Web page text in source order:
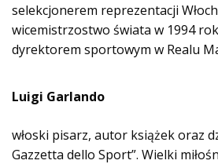
selekcjonerem reprezentacji
wicemistrzostwo świata w 1994
dyrektorem sportowym w Realu
Luigi Garlando
włoski pisarz, autor książek oraz
Gazzetta dello Sport”. Wielki